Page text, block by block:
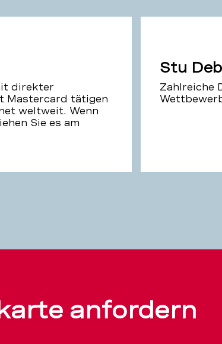
direkter
Mastercard tätigen
weltweit. Wenn
Sie es am
Stu
Zahlreiche
anfordern